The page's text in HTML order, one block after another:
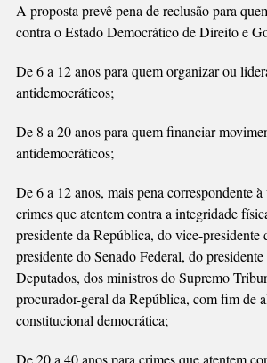
A proposta prevê pena de reclusão para
contra o Estado Democrático de Direito e
De 6 a 12 anos para quem organizar ou
antidemocráticos;
De 8 a 20 anos para quem financiar
antidemocráticos;
De 6 a 12 anos, mais pena correspondente
crimes que atentem contra a integridade
presidente da República, do vice-presidente
presidente do Senado Federal, do
Deputados, dos ministros do Supremo
procurador-geral da República, com fim de
constitucional democrática;